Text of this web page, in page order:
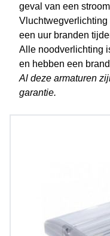
geval van een
Vluchtwegverlichting
een uur branden
Alle noodverlichting
en hebben een
Al deze armaturen
garantie.